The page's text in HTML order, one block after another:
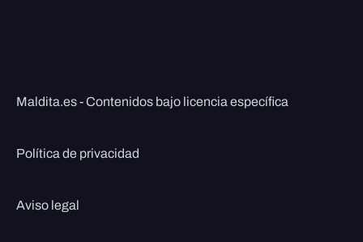
Maldita.es - Contenidos bajo licencia específica
Política de privacidad
Aviso legal